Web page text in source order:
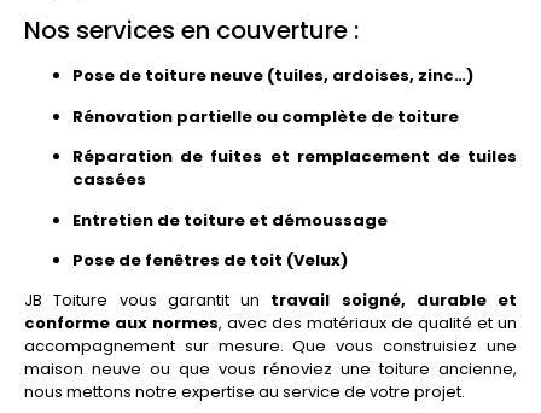
Nos services en couverture :
Pose de toiture neuve (tuiles, ardoises, zinc…)
Rénovation partielle ou complète de toiture
Réparation de fuites et remplacement de tuiles
cassées
Entretien de toiture et démoussage
Pose de fenêtres de toit (Velux)
JB Toiture vous garantit un travail soigné, durable et
conforme aux normes, avec des matériaux de qualité et un
accompagnement sur mesure. Que vous construisiez une
maison neuve ou que vous rénoviez une toiture ancienne,
nous mettons notre expertise au service de votre projet.